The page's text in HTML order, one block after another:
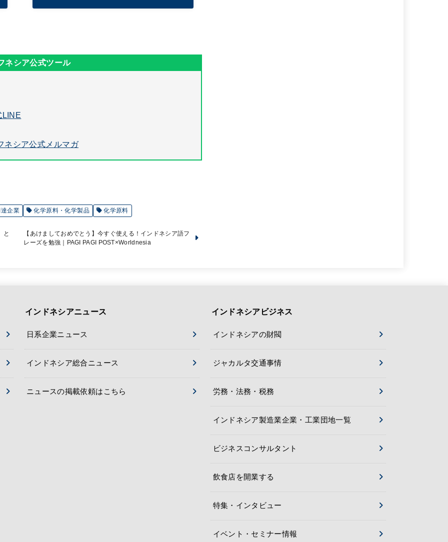
LINE
ネシア公式メルマガ
企業 化学原料・化学製品 化学原料
と
【あけましておめでとう】今すぐ使える！インドネシア語フ
レーズを勉強｜PAGI PAGI POST×Worldnesia
インドネシアニュース
日系企業ニュース
インドネシア総合ニュース
ニュースの掲載依頼はこちら
インドネシアビジネス
インドネシアの財閥
ジャカルタ交通事情
労務・法務・税務
インドネシア製造業企業・工業団地一覧
ビジネスコンサルタント
飲食店を開業する
特集・インタビュー
イベント・セミナー情報